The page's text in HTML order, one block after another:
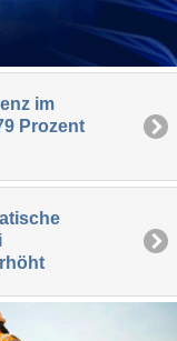
im
Prozent